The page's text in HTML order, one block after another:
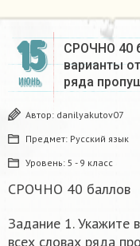
15
ИЮНЬ
СРОЧНО 40
варианты
ряда
Автор: danilyakutov07
Предмет: Русский язык
Уровень: 5 - 9 класс
СРОЧНО 40 баллов
Задание 1. Укажите
всех словах ряда